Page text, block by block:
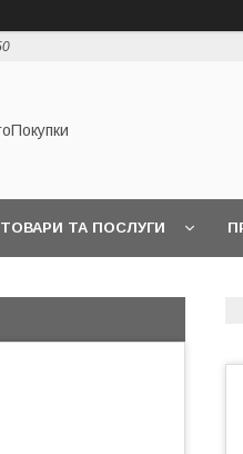
ТОВАРИ ТА ПОСЛУГИ